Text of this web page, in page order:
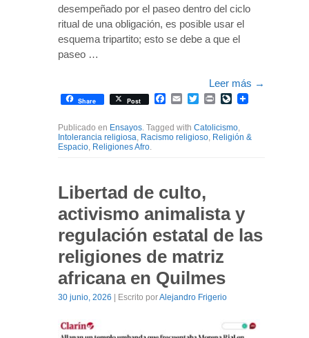
desempeñado por el paseo dentro del ciclo
ritual de una obligación, es posible usar el
esquema tripartito; esto se debe a que el
paseo …
Leer más →
Share Post Facebook
EmailTwitterPrintLiveJournal
Publicado en Ensayos. Tagged with Catolicismo,
Intolerancia religiosa, Racismo religioso, Religión &
Espacio, Religiones Afro.
Libertad de culto,
activismo animalista y
regulación estatal de las
religiones de matriz
africana en Quilmes
30 junio, 2026 | Escrito porAlejandro Frigerio